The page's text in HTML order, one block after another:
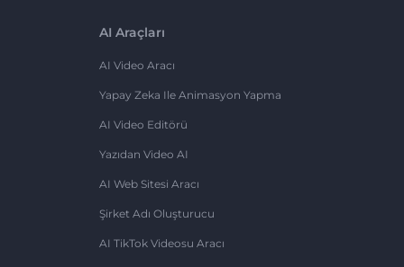
AI Araçları
AI Video Aracı
Yapay Zeka Ile Animasyon Yapma
AI Video Editörü
Yazıdan Video AI
AI Web Sitesi Aracı
Şirket Adı Oluşturucu
AI TikTok Videosu Aracı